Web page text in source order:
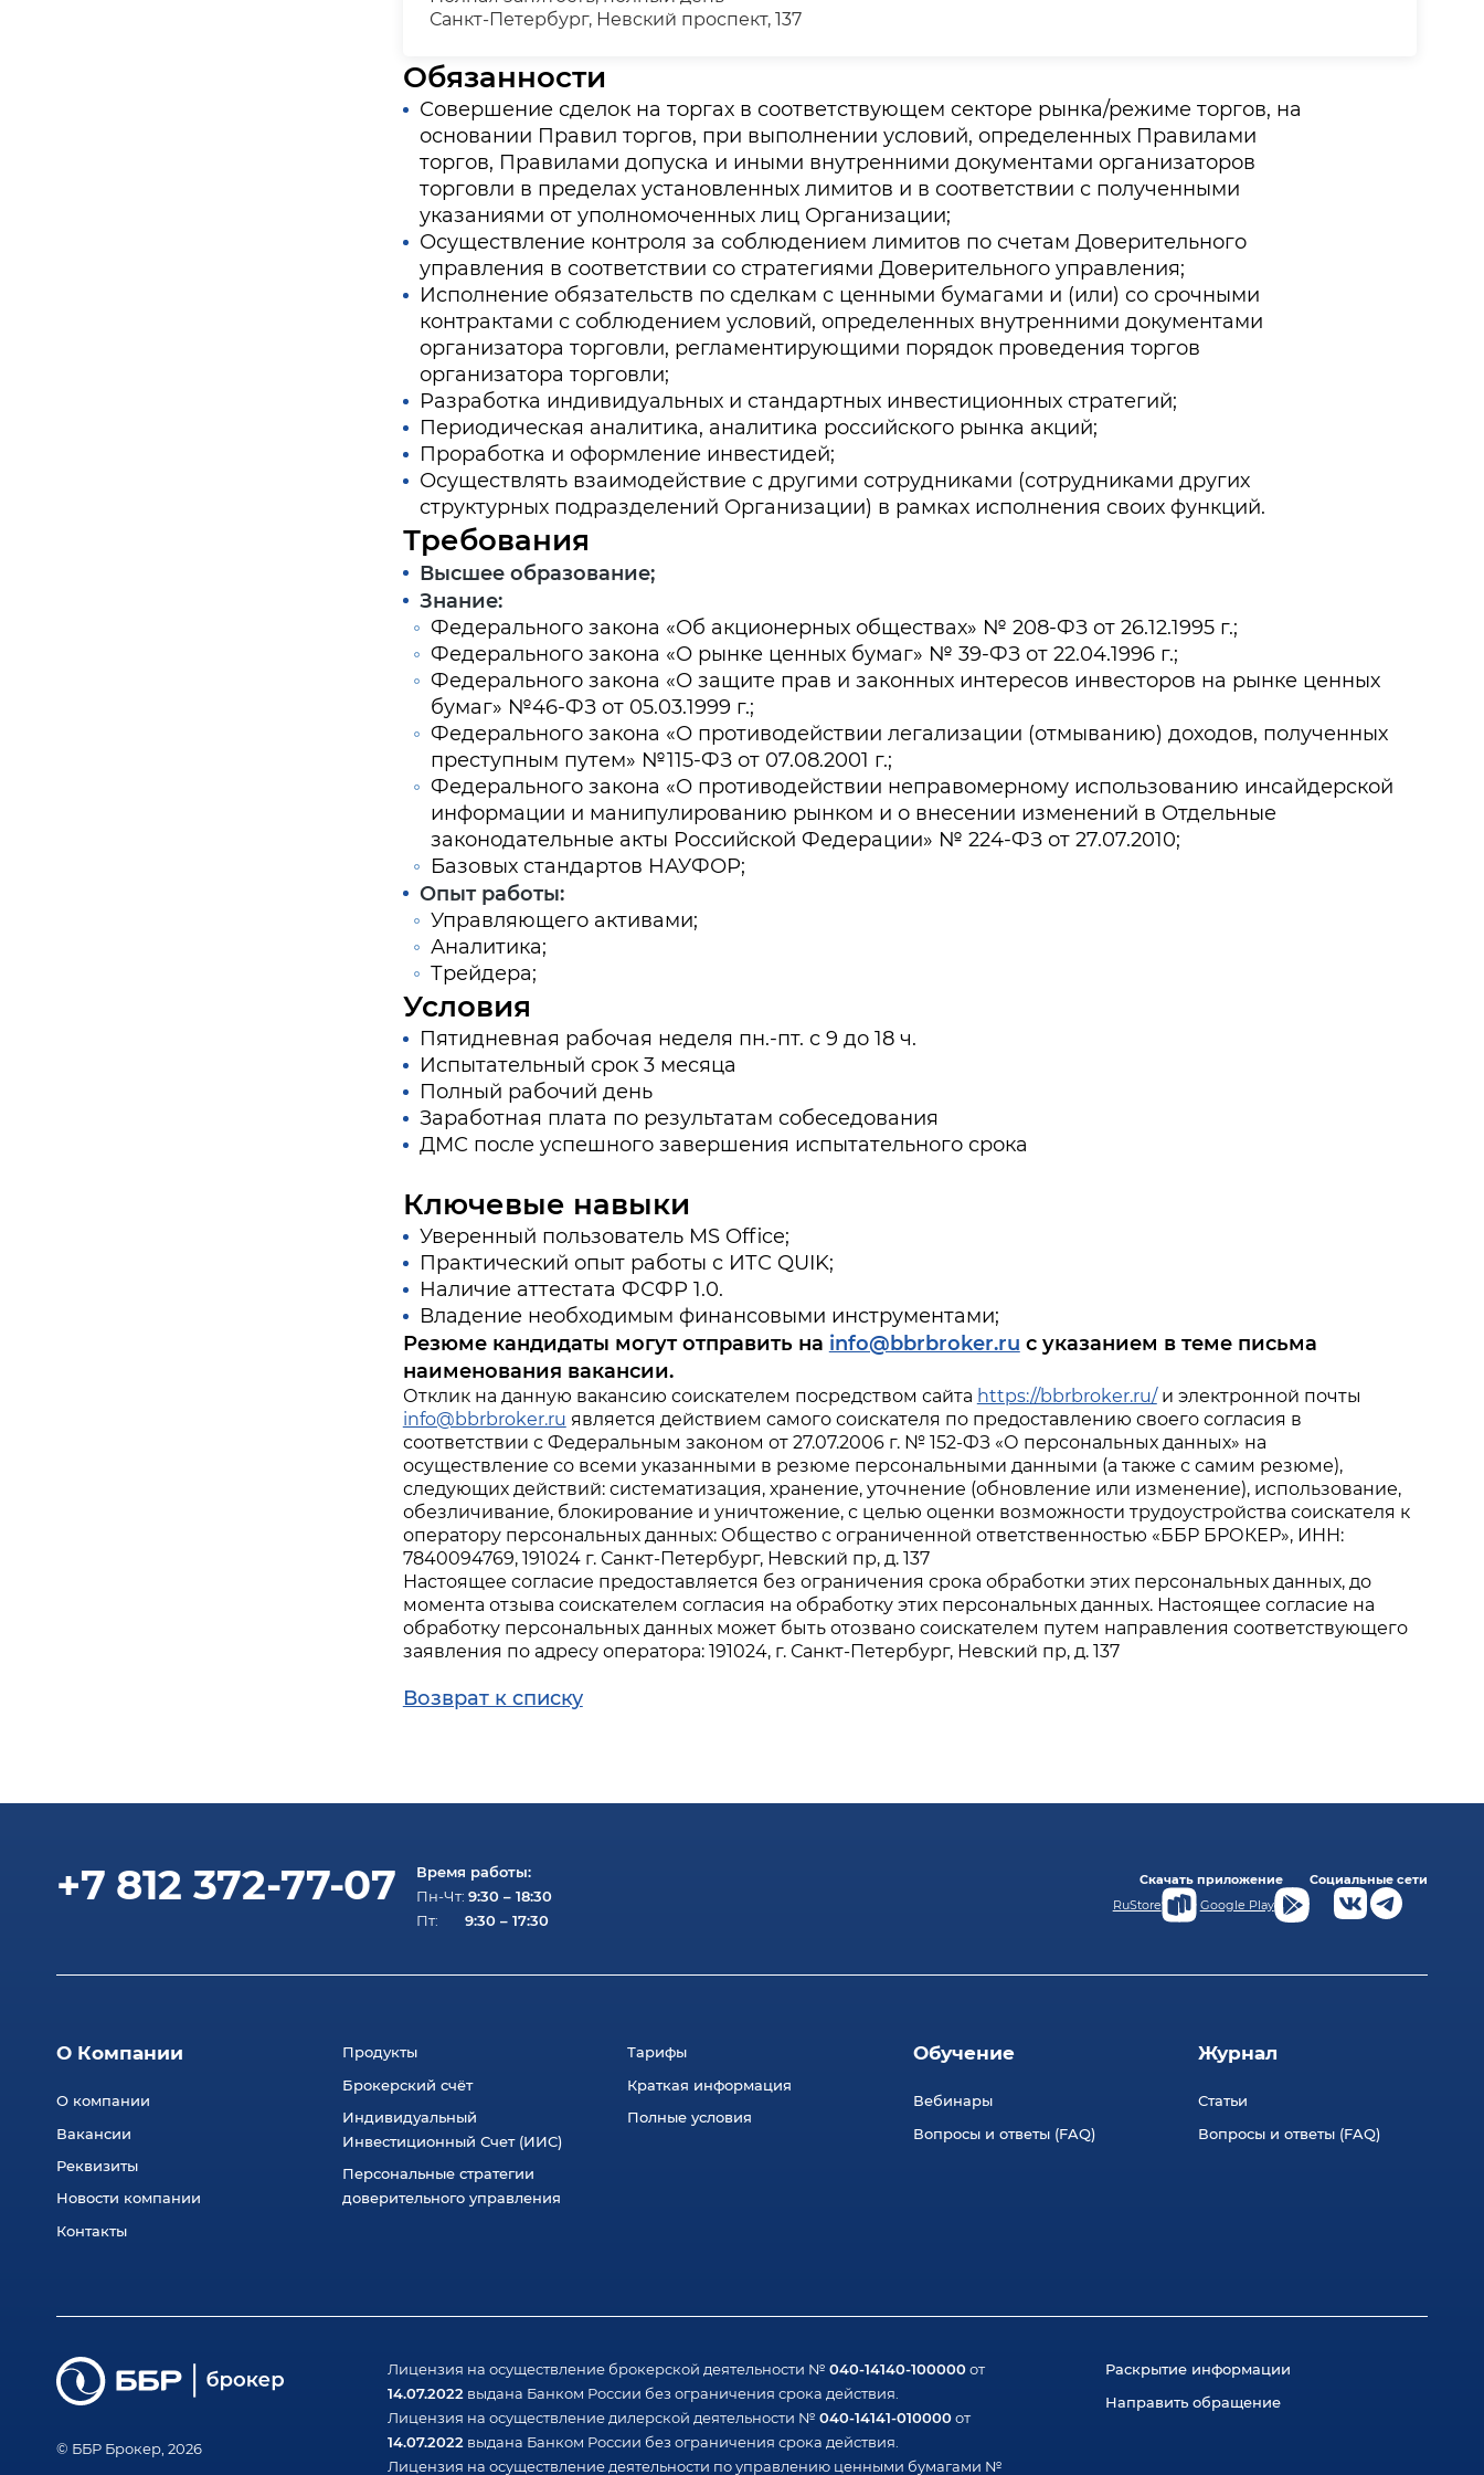
Санкт-Петербург, Невский проспект, 137
Обязанности
Совершение сделок на торгах в соответствующем секторе рынка/режиме торгов, на
основании Правил торгов, при выполнении условий, определенных Правилами
торгов, Правилами допуска и иными внутренними документами организаторов
торговли в пределах установленных лимитов и в соответствии с полученными
указаниями от уполномоченных лиц Организации;
Осуществление контроля за соблюдением лимитов по счетам Доверительного
управления в соответствии со стратегиями Доверительного управления;
Исполнение обязательств по сделкам с ценными бумагами и (или) со срочными
контрактами с соблюдением условий, определенных внутренними документами
организатора торговли, регламентирующими порядок проведения торгов
организатора торговли;
Разработка индивидуальных и стандартных инвестиционных стратегий;
Периодическая аналитика, аналитика российского рынка акций;
Проработка и оформление инвестидей;
Осуществлять взаимодействие с другими сотрудниками (сотрудниками других
структурных подразделений Организации) в рамках исполнения своих функций.
Требования
Высшее образование;
Знание:
Федерального закона «Об акционерных обществах» № 208-ФЗ от 26.12.1995 г.;
Федерального закона «О рынке ценных бумаг» № 39-ФЗ от 22.04.1996 г.;
Федерального закона «О защите прав и законных интересов инвесторов на рынке ценных
бумаг» №46-ФЗ от 05.03.1999 г.;
Федерального закона «О противодействии легализации (отмыванию) доходов, полученных
преступным путем» №115-ФЗ от 07.08.2001 г.;
Федерального закона «О противодействии неправомерному использованию инсайдерской
информации и манипулированию рынком и о внесении изменений в Отдельные
законодательные акты Российской Федерации» № 224-ФЗ от 27.07.2010;
Базовых стандартов НАУФОР;
Опыт работы:
Управляющего активами;
Аналитика;
Трейдера;
Условия
Пятидневная рабочая неделя пн.-пт. с 9 до 18 ч.
Испытательный срок 3 месяца
Полный рабочий день
Заработная плата по результатам собеседования
ДМС после успешного завершения испытательного срока
Ключевые навыки
Уверенный пользователь MS Office;
Практический опыт работы с ИТС QUIK;
Наличие аттестата ФСФР 1.0.
Владение необходимым финансовыми инструментами;
Резюме кандидаты могут отправить на info@bbrbroker.ru с указанием в теме письма
наименования вакансии.
Отклик на данную вакансию соискателем посредством сайта https://bbrbroker.ru/и электронной почты
info@bbrbroker.ru является действием самого соискателя по предоставлению своего согласия в
соответствии с Федеральным законом от 27.07.2006 г. № 152-ФЗ «О персональных данных» на
осуществление со всеми указанными в резюме персональными данными (а также с самим резюме),
следующих действий: систематизация, хранение, уточнение (обновление или изменение), использование,
обезличивание, блокирование и уничтожение, с целью оценки возможности трудоустройства соискателя к
оператору персональных данных: Общество с ограниченной ответственностью «ББР БРОКЕР», ИНН:
7840094769, 191024 г. Санкт-Петербург, Невский пр, д. 137
Настоящее согласие предоставляется без ограничения срока обработки этих персональных данных, до
момента отзыва соискателем согласия на обработку этих персональных данных. Настоящее согласие на
обработку персональных данных может быть отозвано соискателем путем направления соответствующего
заявления по адресу оператора: 191024, г. Санкт-Петербург, Невский пр, д. 137
Возврат к списку
+7 812 372-77-07 Время работы:
Пн-Чт:9:30 – 18:30
Пт: 9:30 – 17:30
Скачать приложение
RuStore Google Play
Социальные сети
О Компании
О компании
Вакансии
Реквизиты
Новости компании
Контакты
Продукты
Брокерский счёт
Индивидуальный
Инвестиционный Счет (ИИС)
Персональные стратегии
доверительного управления
Тарифы
Краткая информация
Полные условия
Обучение
Вебинары
Вопросы и ответы (FAQ)
Журнал
Статьи
Вопросы и ответы (FAQ)
© ББР Брокер, 2026
Лицензия на осуществление брокерской деятельности № 040-14140-100000от
14.07.2022выдана Банком России без ограничения срока действия.
Лицензия на осуществление дилерской деятельности № 040-14141-010000от
14.07.2022выдана Банком России без ограничения срока действия.
Лицензия на осуществление деятельности по управлению ценными бумагами №
Раскрытие информации
Направить обращение